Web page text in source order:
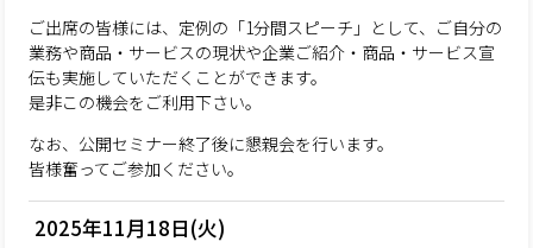
ご出席の皆様には、定例の「1分間スピーチ」として、ご自分の
業務や商品・サービスの現状や企業ご紹介・商品・サービス宣
伝も実施していただくことができます。
是非この機会をご利用下さい。
なお、公開セミナー終了後に懇親会を行います。
皆様奮ってご参加ください。
2025年11月18日(火)